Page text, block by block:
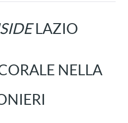
LAZIO
NELLA